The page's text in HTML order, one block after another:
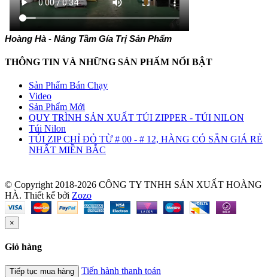
Hoàng Hà - Nâng Tầm Gía Trị Sản Phẩm
THÔNG TIN VÀ NHỮNG SẢN PHẤM NỔI BẬT
Sản Phẩm Bán Chạy
Video
Sản Phẩm Mới
QUY TRÌNH SẢN XUẤT TÚI ZIPPER - TÚI NILON
Túi Nilon
TÚI ZIP CHỈ ĐỎ TỪ # 00 - # 12, HÀNG CÓ SẴN GIÁ RẺ
NHẤT MIỀN BẮC
© Copyright 2018-2026 CÔNG TY TNHH SẢN XUẤT HOÀNG
HÀ. Thiết kế bởi Zozo
×
Giỏ hàng
Tiếp tục mua hàng Tiến hành thanh toán